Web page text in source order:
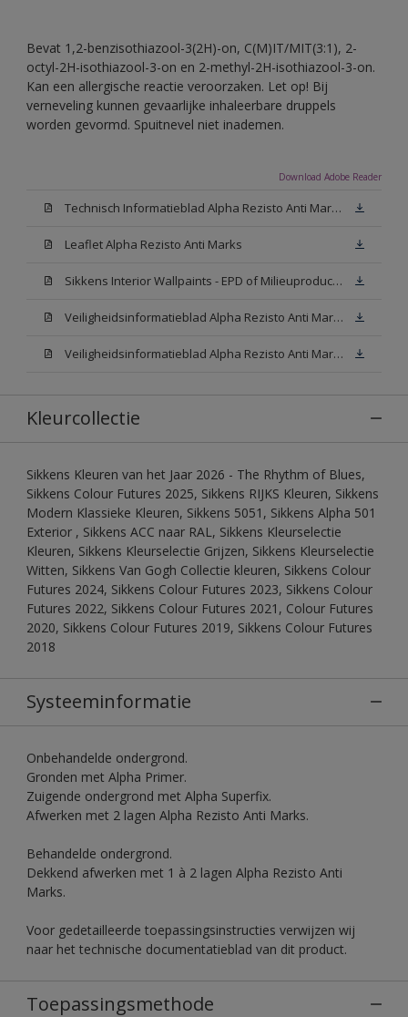
Bevat 1,2-benzisothiazool-3(2H)-on, C(M)IT/MIT(3:1), 2-
octyl-2H-isothiazool-3-on en 2-methyl-2H-isothiazool-3-on.
Kan een allergische reactie veroorzaken. Let op! Bij
verneveling kunnen gevaarlijke inhaleerbare druppels
worden gevormd. Spuitnevel niet inademen.
Download Adobe Reader
Technisch Informatieblad Alpha Rezisto Anti Marks (PDF)
Leaflet Alpha Rezisto Anti Marks
Sikkens Interior Wallpaints - EPD of Milieuproductverklaring
Veiligheidsinformatieblad Alpha Rezisto Anti Marks Mat White W05 (MSDS)
Veiligheidsinformatieblad Alpha Rezisto Anti Marks Mat N00 (MSDS)
Kleurcollectie
Sikkens Kleuren van het Jaar 2026 - The Rhythm of Blues,
Sikkens Colour Futures 2025, Sikkens RIJKS Kleuren, Sikkens
Modern Klassieke Kleuren, Sikkens 5051, Sikkens Alpha 501
Exterior , Sikkens ACC naar RAL, Sikkens Kleurselectie
Kleuren, Sikkens Kleurselectie Grijzen, Sikkens Kleurselectie
Witten, Sikkens Van Gogh Collectie kleuren, Sikkens Colour
Futures 2024, Sikkens Colour Futures 2023, Sikkens Colour
Futures 2022, Sikkens Colour Futures 2021, Colour Futures
2020, Sikkens Colour Futures 2019, Sikkens Colour Futures
2018
Systeeminformatie
Onbehandelde ondergrond.
Gronden met Alpha Primer.
Zuigende ondergrond met Alpha Superfix.
Afwerken met 2 lagen Alpha Rezisto Anti Marks.
Behandelde ondergrond.
Dekkend afwerken met 1 à 2 lagen Alpha Rezisto Anti
Marks.
Voor gedetailleerde toepassingsinstructies verwijzen wij
naar het technische documentatieblad van dit product.
Toepassingsmethode